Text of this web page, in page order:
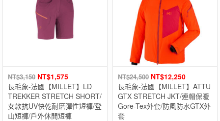
NT$3,150 NT$1,575
長毛象-法國【MILLET】LD
TREKKER STRETCH SHORT/
女款抗UV快乾耐磨彈性短褲/登
山短褲/戶外休閒短褲
NT$24,500 NT$12,250
長毛象-法國【MILLET】ATTU
GTX STRETCH JKT/連帽保暖
Gore-Tex外套/防風防水GTX外
套